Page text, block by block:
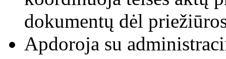
dokumentų dėl
Apdoroja su